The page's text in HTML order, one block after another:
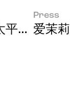
美妆品
平洋集团
Press
爱茉